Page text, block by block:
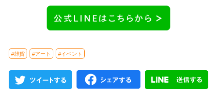
#雑貨 #アート #イベント